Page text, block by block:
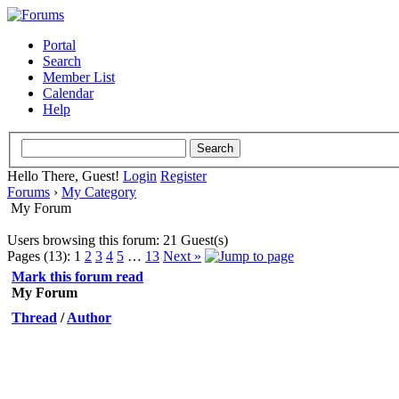
Portal
Search
Member List
Calendar
Help
Hello There, Guest! Login Register
Forums › My Category
My Forum
Users browsing this forum: 21 Guest(s)
Pages (13): 1 2 3 4 5 … 13 Next »
Mark this forum read
My Forum
Thread /Author